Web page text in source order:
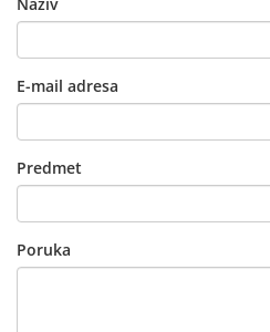
E-mail adresa
Predmet
Poruka